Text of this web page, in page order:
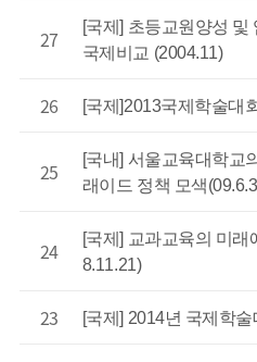
27
[국제] 초등교원양성 및
국제비교 (2004.11)
26 [국제]2013국제학술대
25
[국내] 서울교육대학교
래이드 정책 모색
24
[국제] 교과교육의 미래
8.11.21)
23 [국제] 2014년 국제학술